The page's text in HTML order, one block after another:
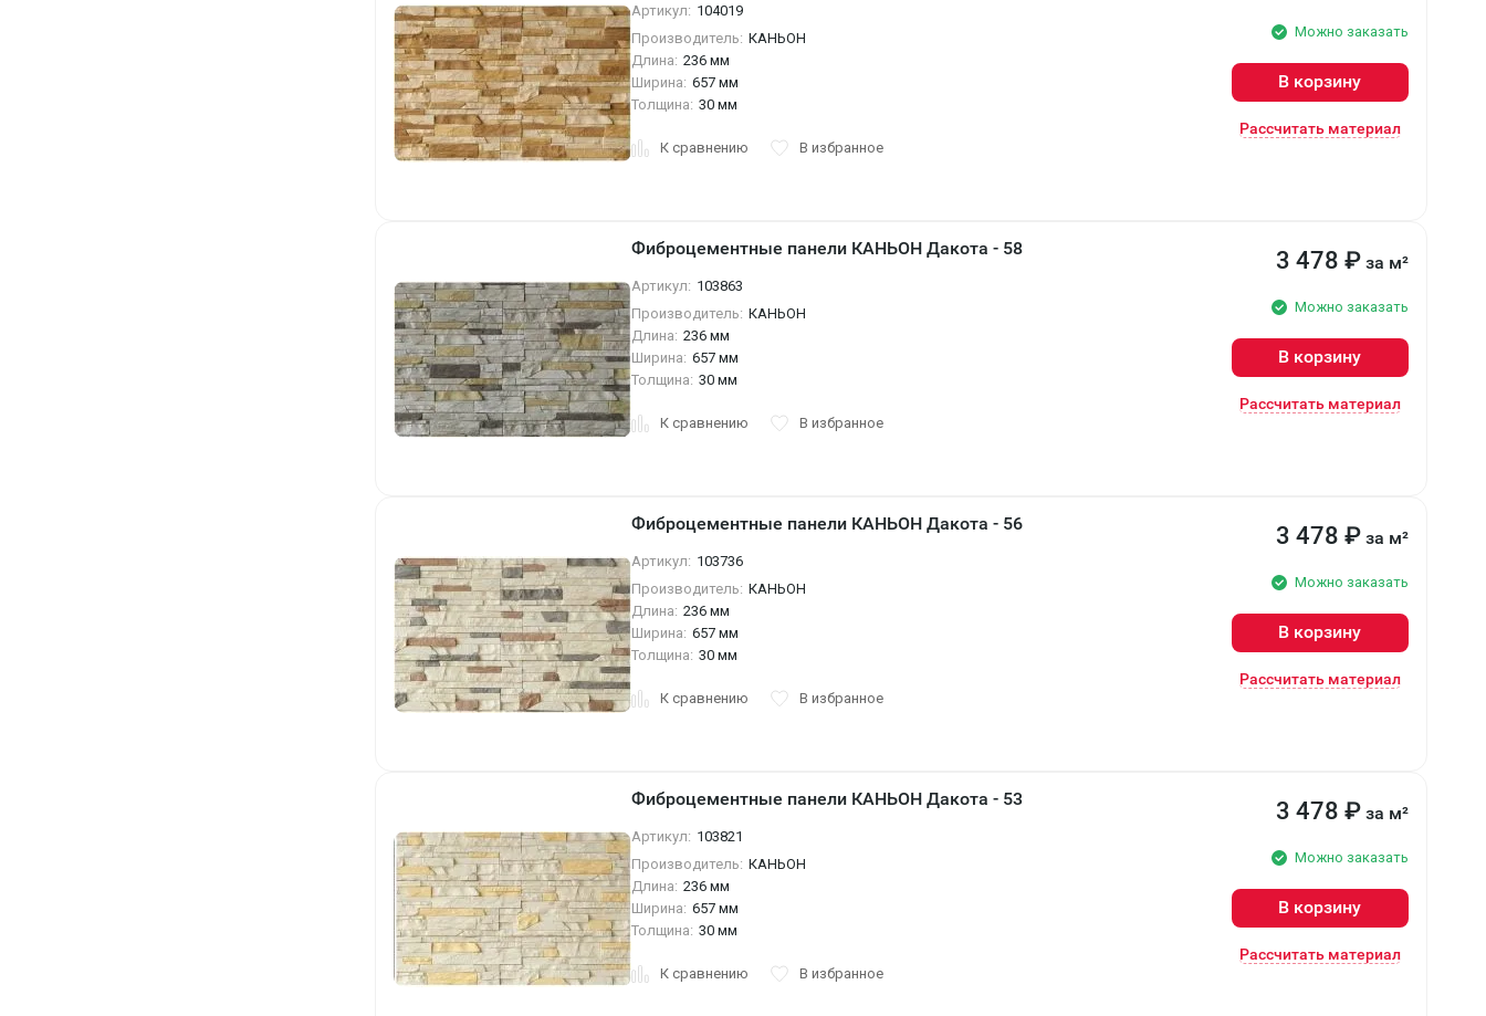
Артикул: 104019
Производитель: КАНЬОН
Длина: 236 мм
Ширина: 657 мм
Толщина: 30 мм
К сравнению В избранное
Можно заказать
В корзину
Рассчитать материал
Фиброцементные панели КАНЬОН Дакота - 58
Артикул: 103863
Производитель: КАНЬОН
Длина: 236 мм
Ширина: 657 мм
Толщина: 30 мм
К сравнению В избранное
3 478 ₽ за м²
Можно заказать
В корзину
Рассчитать материал
Фиброцементные панели КАНЬОН Дакота - 56
Артикул: 103736
Производитель: КАНЬОН
Длина: 236 мм
Ширина: 657 мм
Толщина: 30 мм
К сравнению В избранное
3 478 ₽ за м²
Можно заказать
В корзину
Рассчитать материал
Фиброцементные панели КАНЬОН Дакота - 53
Артикул: 103821
Производитель: КАНЬОН
Длина: 236 мм
Ширина: 657 мм
Толщина: 30 мм
К сравнению В избранное
3 478 ₽ за м²
Можно заказать
В корзину
Рассчитать материал